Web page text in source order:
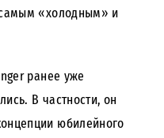
самым «холодным» и
ранее уже
В частности, он
юбилейного